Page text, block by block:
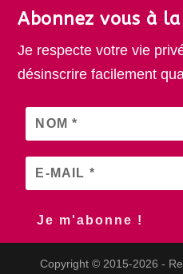
Abonnez vous à
Je respecte votre vie
désinscrire facilement
Copyright © 2015-2026 -